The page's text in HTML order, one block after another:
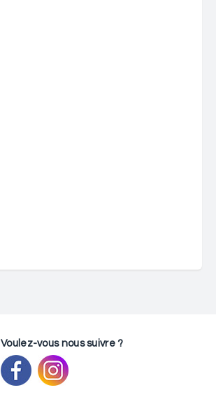
Voulez-vous nous suivre ?